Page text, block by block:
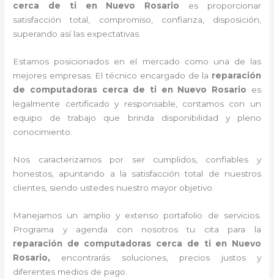
cerca de ti en Nuevo Rosario es proporcionar
satisfacción total, compromiso, confianza, disposición,
superando así las expectativas.
Estamos posicionados en el mercado como una de las
mejores empresas. El técnico encargado de la reparación
de computadoras cerca de ti en Nuevo Rosario es
legalmente certificado y responsable, contamos con un
equipo de trabajo que brinda disponibilidad y pleno
conocimiento.
Nos caracterizamos por ser cumplidos, confiables y
honestos, apuntando a la satisfacción total de nuestros
clientes, siendo ustedes nuestro mayor objetivo.
Manejamos un amplio y extenso portafolio de servicios.
Programa y agenda con nosotros tu cita para la
reparación de computadoras cerca de ti en Nuevo
Rosario, encontrarás soluciones, precios justos y
diferentes medios de pago.